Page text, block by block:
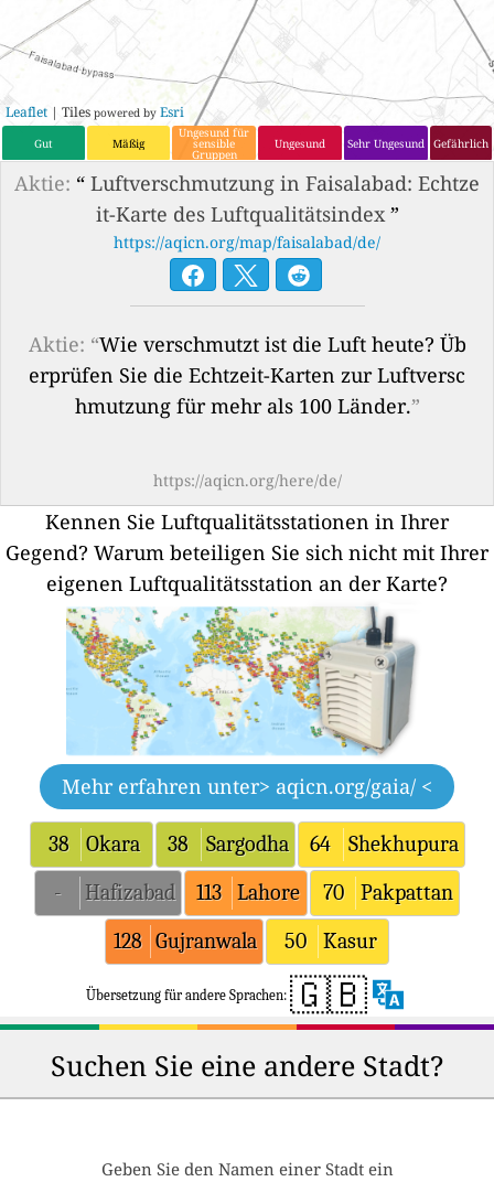
Leaflet | Tiles powered by Esri
Gut Mäßig
Ungesund für
sensible
Gruppen
Ungesund Sehr Ungesund Gefährlich
Aktie: “ Luftverschmutzung in Faisalabad: Echtze
it-Karte des Luftqualitätsindex”
https://aqicn.org/map/faisalabad/de/
Aktie: “Wie verschmutzt ist die Luft heute? Üb
erprüfen Sie die Echtzeit-Karten zur Luftversc
hmutzung für mehr als 100 Länder.”
https://aqicn.org/here/de/
Kennen Sie Luftqualitätsstationen in Ihrer
Gegend? Warum beteiligen Sie sich nicht mit Ihrer
eigenen Luftqualitätsstation an der Karte?
Mehr erfahren unter> aqicn.org/gaia/ <
38 Okara 38 Sargodha 64
Shekhupura
-
Hafizabad 113 Lahore 70
Pakpattan
128 Gujranwala 50 Kasur
Übersetzung für andere Sprachen: 🇬🇧
Suchen Sie eine andere Stadt?
Geben Sie den Namen einer Stadt ein